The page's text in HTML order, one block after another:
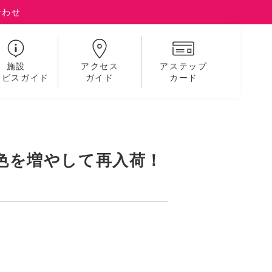
せ
施設
スガイド
アクセス
ガイド
アステップ
カード
増やして再入荷！